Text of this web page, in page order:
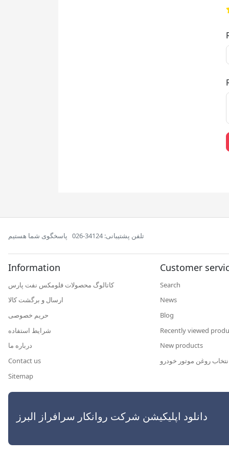
تلفن پشتیبانی: 34124-026 پاسخگوی شما هستیم
Information
کاتالوگ محصولات فلومکس نفت پارس
ارسال و برگشت کالا
حریم خصوصی
شرایط استفاده
درباره ما
Contact us
Sitemap
Customer
Search
News
Blog
Recently viewed
New products
روغن موتور خودرو